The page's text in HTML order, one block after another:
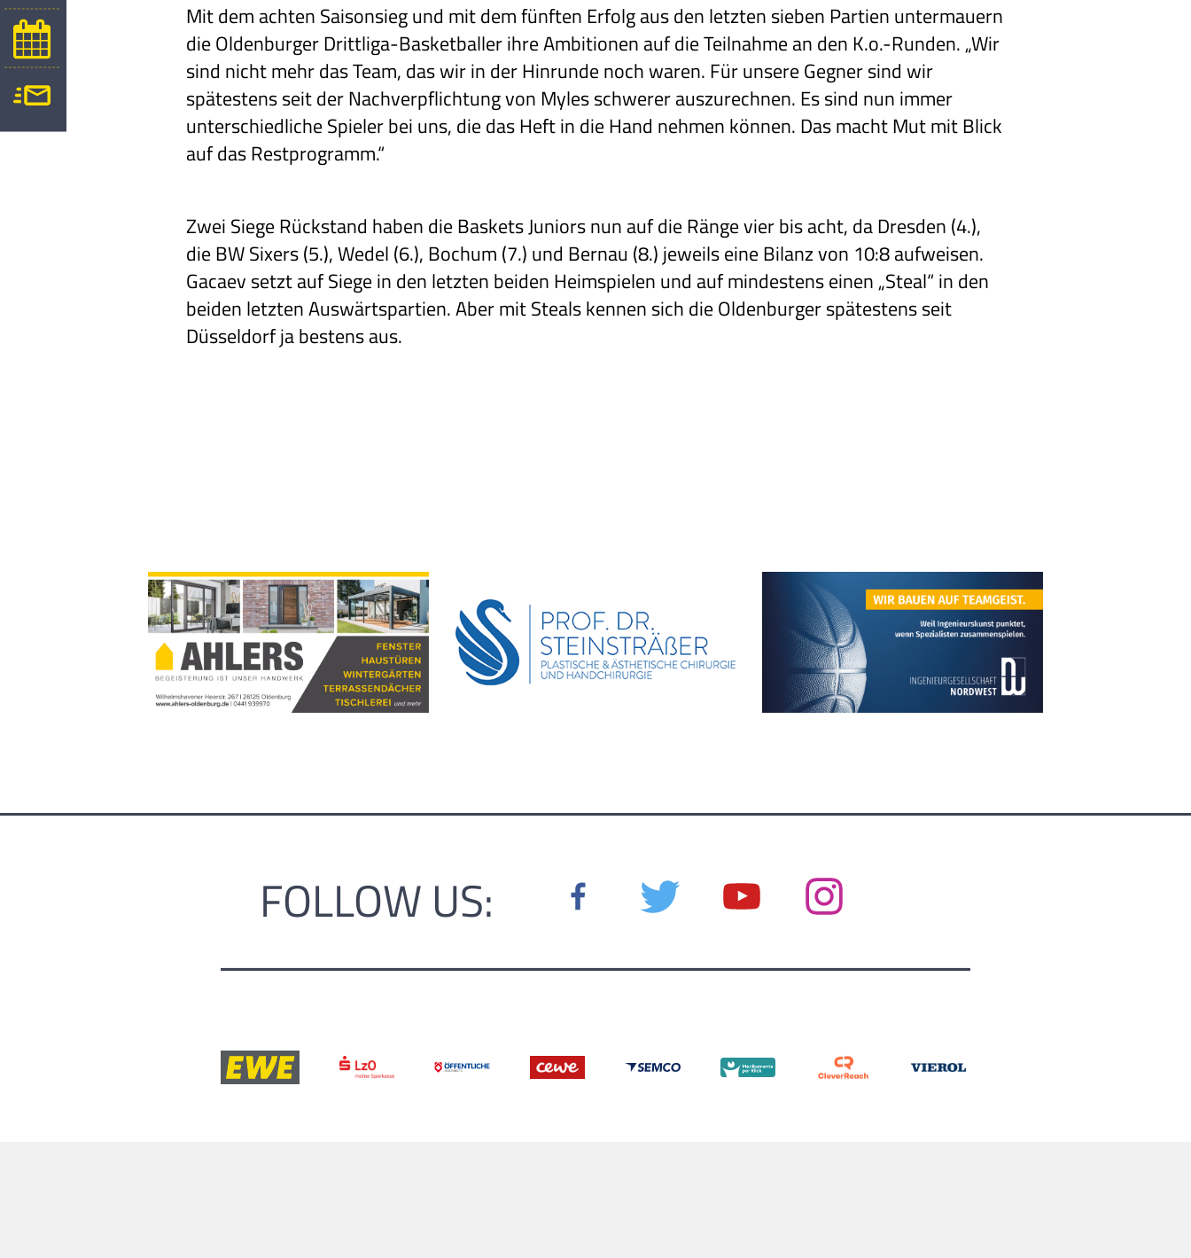
Mit dem achten Saisonsieg und mit dem fünften Erfolg aus den letzten sieben Partien untermauern
die Oldenburger Drittliga-Basketballer ihre Ambitionen auf die Teilnahme an den K.o.-Runden. „Wir
sind nicht mehr das Team, das wir in der Hinrunde noch waren. Für unsere Gegner sind wir
spätestens seit der Nachverpflichtung von Myles schwerer auszurechnen. Es sind nun immer
unterschiedliche Spieler bei uns, die das Heft in die Hand nehmen können. Das macht Mut mit Blick
auf das Restprogramm.“
Zwei Siege Rückstand haben die Baskets Juniors nun auf die Ränge vier bis acht, da Dresden (4.),
die BW Sixers (5.), Wedel (6.), Bochum (7.) und Bernau (8.) jeweils eine Bilanz von 10:8 aufweisen.
Gacaev setzt auf Siege in den letzten beiden Heimspielen und auf mindestens einen „Steal“ in den
beiden letzten Auswärtspartien. Aber mit Steals kennen sich die Oldenburger spätestens seit
Düsseldorf ja bestens aus.
FOLLOW US: